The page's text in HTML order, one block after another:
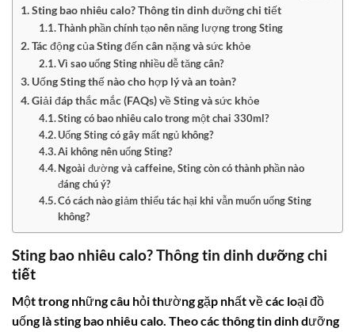
Sting bao nhiêu calo? Thông tin dinh dưỡng chi tiết
Thành phần chính tạo nên năng lượng trong Sting
Tác động của Sting đến cân nặng và sức khỏe
Vì sao uống Sting nhiều dễ tăng cân?
Uống Sting thế nào cho hợp lý và an toàn?
Giải đáp thắc mắc (FAQs) về Sting và sức khỏe
Sting có bao nhiêu calo trong một chai 330ml?
Uống Sting có gây mất ngủ không?
Ai không nên uống Sting?
Ngoài đường và caffeine, Sting còn có thành phần nào
đáng chú ý?
Có cách nào giảm thiểu tác hại khi vẫn muốn uống Sting
không?
Sting bao nhiêu calo? Thông tin dinh dưỡng chi
tiết
Một trong những câu hỏi thường gặp nhất về các loại đồ
uống làsting bao nhiêu calo. Theo các thông tin dinh dưỡng